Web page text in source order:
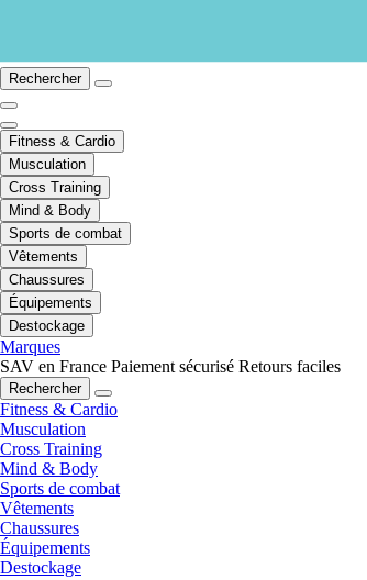
Rechercher
Fitness & Cardio
Musculation
Cross Training
Mind & Body
Sports de combat
Vêtements
Chaussures
Équipements
Destockage
Marques
SAV en France Paiement sécurisé Retours faciles
Rechercher
Fitness & Cardio
Musculation
Cross Training
Mind & Body
Sports de combat
Vêtements
Chaussures
Équipements
Destockage